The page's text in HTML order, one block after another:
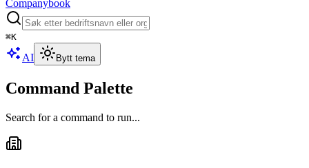
Companybook
⌘K
AI Bytt tema
Command Palette
Search for a command to run...